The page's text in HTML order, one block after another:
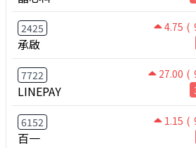
2425 4.75 (
承啟
7722 27.00 (
LINEPAY
6152 1.15 (
百一